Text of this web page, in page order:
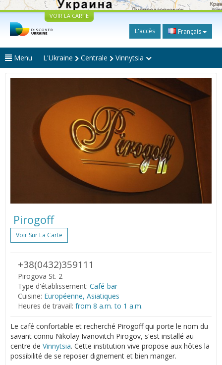
VOIR LA CARTE
L'accès Français
Menu L'Ukraine Centrale Vinnytsia
Pirogoff
Voir Sur La Carte
+38(0432)359111
Pirogova St. 2
Type d'établissement: Café-bar
Cuisine: Européenne, Asiatiques
Heures de travail: from 8 a.m. to 1 a.m.
Le café confortable et recherché Pirogoff qui porte le nom du
savant connu Nikolay Ivanovitch Pirogov, s'est installé au
centre de Vinnytsia. Cette institution vive propose aux hôtes la
possibilité de se reposer dignement et bien manger.